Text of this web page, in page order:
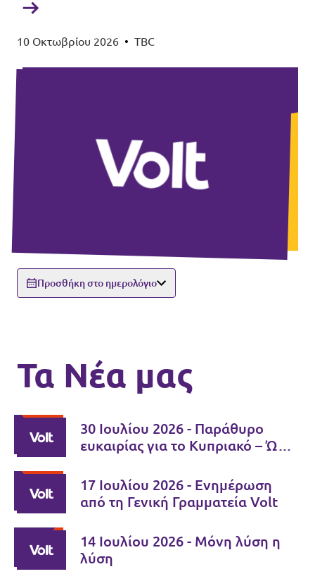
10 Οκτωβρίου 2026 • ΤΒC
Προσθήκη στο ημερολόγιο
Τα Νέα μας
30 Ιουλίου 2026 - Παράθυρο
ευκαιρίας για το Κυπριακό – Ώρα
17 Ιουλίου 2026 - Ενημέρωση
από τη Γενική Γραμματεία Volt
14 Ιουλίου 2026 - Μόνη λύση η
λύση